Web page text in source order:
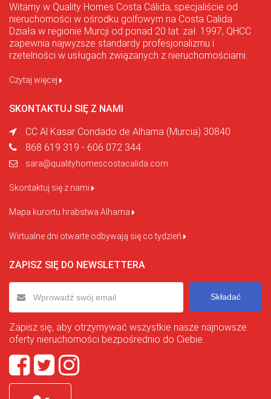
Witamy w Quality Homes Costa Cálida, specjaliście od
nieruchomości w ośrodku golfowym na Costa Calida.
Działa w regionie Murcji od ponad 20 lat. zał. 1997, QHCC
zapewnia najwyższe standardy profesjonalizmu i
rzetelności w usługach związanych z nieruchomościami.
Czytaj więcej
SKONTAKTUJ SIĘ Z NAMI
CC Al Kasar Condado de Alhama (Murcia) 30840
868 619 319 - 606 072 344
sara@qualityhomescostacalida.com
Skontaktuj się z nami
Mapa kurortu hrabstwa Alhama
Wirtualne dni otwarte odbywają się co tydzień
ZAPISZ SIĘ DO NEWSLETTERA
Składać
Zapisz się, aby otrzymywać wszystkie nasze najnowsze
oferty nieruchomości bezpośrednio do Ciebie.